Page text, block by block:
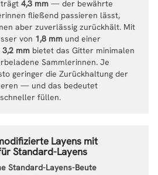
4,3 mm — der bewährte
fließend passieren lässt,
aber zuverlässig zurückhält. Mit
von 1,8 mm und einer
3,2 mm bietet das Gitter minimalen
Sammlerinnen. Je
geringer die Zurückhaltung der
— und das bedeutet
füllen.
Layens mit
Standard-Layens
Standard-Layens-Beute